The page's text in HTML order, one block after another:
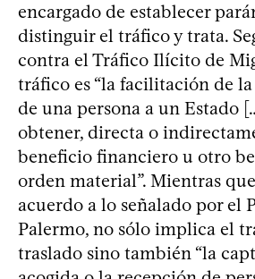
encargado de establecer
distinguir el tráfico y trata.
contra el Tráfico Ilícito de
tráfico es “la facilitación de
de una persona a un Estado
obtener, directa o
beneficio financiero u otro
orden material”. Mientras
acuerdo a lo señalado por el
Palermo, no sólo implica el
traslado sino también “la